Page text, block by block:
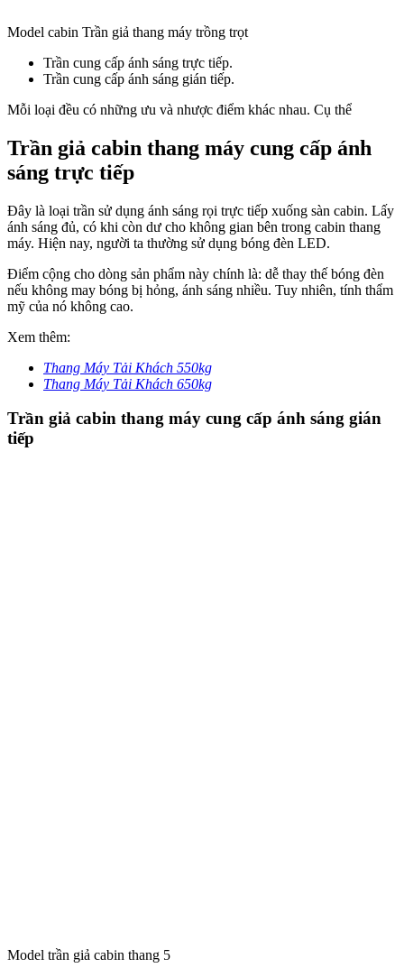
Model cabin Trần giả thang máy trồng trọt
Trần cung cấp ánh sáng trực tiếp.
Trần cung cấp ánh sáng gián tiếp.
Mỗi loại đều có những ưu và nhược điểm khác nhau. Cụ thể
Trần giả cabin thang máy cung cấp ánh
sáng trực tiếp
Đây là loại trần sử dụng ánh sáng rọi trực tiếp xuống sàn cabin. Lấy
ánh sáng đủ, có khi còn dư cho không gian bên trong cabin thang
máy. Hiện nay, người ta thường sử dụng bóng đèn LED.
Điểm cộng cho dòng sản phẩm này chính là: dễ thay thế bóng đèn
nếu không may bóng bị hỏng, ánh sáng nhiều. Tuy nhiên, tính thẩm
mỹ của nó không cao.
Xem thêm:
Thang Máy Tải Khách 550kg
Thang Máy Tải Khách 650kg
Trần giả cabin thang máy cung cấp ánh sáng gián
tiếp
Model trần giả cabin thang 5